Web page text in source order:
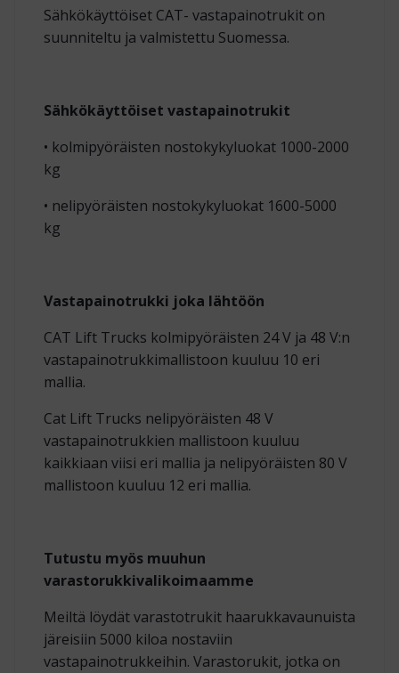
Sähkökäyttöiset CAT- vastapainotrukit on
suunniteltu ja valmistettu Suomessa.
Sähkökäyttöiset vastapainotrukit
• kolmipyöräisten nostokykyluokat 1000-2000
kg
• nelipyöräisten nostokykyluokat 1600-5000
kg
Vastapainotrukki joka lähtöön
CAT Lift Trucks kolmipyöräisten 24 V ja 48 V:n
vastapainotrukkimallistoon kuuluu 10 eri
mallia.
Cat Lift Trucks nelipyöräisten 48 V
vastapainotrukkien mallistoon kuuluu
kaikkiaan viisi eri mallia ja nelipyöräisten 80 V
mallistoon kuuluu 12 eri mallia.
Tutustu myös muuhun
varastorukkivalikoimaamme
Meiltä löydät varastotrukit haarukkavaunuista
järeisiin 5000 kiloa nostaviin
vastapainotrukkeihin. Varastorukit, jotka on